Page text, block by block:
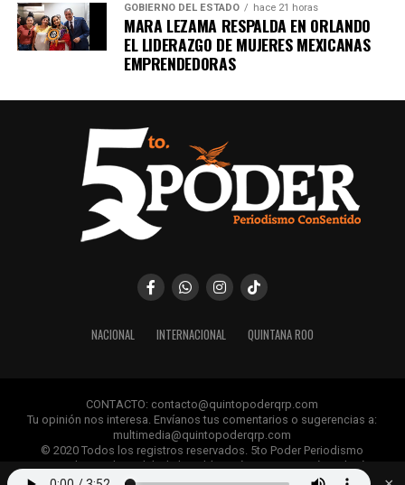
GOBIERNO DEL ESTADO hace 21 horas
MARA LEZAMA RESPALDA EN ORLANDO
EL LIDERAZGO DE MUJERES MEXICANAS
EMPRENDEDORAS
NACIONAL INTERNACIONAL QUINTANA ROO
CONTACTO: contacto@quintopoderqrp.com
Tu opinión nos interesa. Envíanos tus comentarios o sugerencias a:
multimedia@quintopoderqrp.com
© 2020 Todos los registros reservados. 5to Poder Periodismo
ConSentido Queda prohibida la publicación, retransmisión, edición y
cualquier uso de los contenidos sin permiso previo.